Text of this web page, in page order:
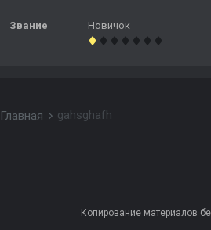
Звание Новичок
Главная gahsghafh
Копирование материалов